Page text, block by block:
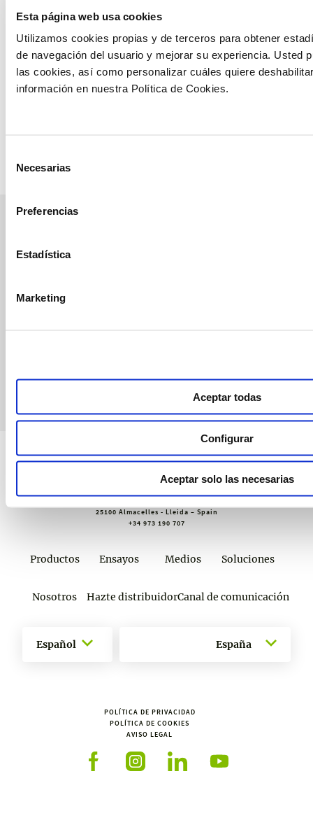
Esta página web usa cookies
Utilizamos cookies propias y de terceros para obtener
de navegación del usuario y mejorar su experiencia. Usted
las cookies, así como personalizar cuáles quiere
información en nuestra Política de Cookies.
Necesarias
Preferencias
Estadística
Marketing
Aceptar todas
Configurar
Aceptar solo las necesarias
vigor y
la bacteriosis
Erwinia
chrysanthemi
manvert
Recibe invitaciones exclusivas a jornadas de formación y
25100 Almacelles - Lleida – Spain
+34 973 190 707
Productos Ensayos Medios Soluciones
Nosotros Hazte distribuidorCanal de comunicación
Español España
POLÍTICA DE PRIVACIDAD
POLÍTICA DE COOKIES
AVISO LEGAL